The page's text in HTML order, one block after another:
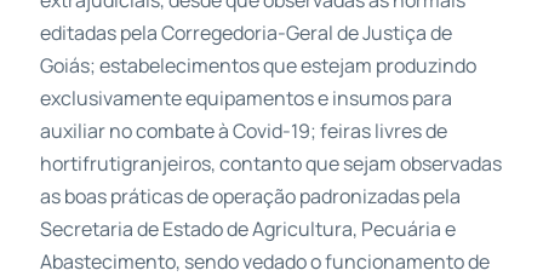
editadas pela Corregedoria-Geral de Justiça de
Goiás; estabelecimentos que estejam produzindo
exclusivamente equipamentos e insumos para
auxiliar no combate à Covid-19; feiras livres de
hortifrutigranjeiros, contanto que sejam observadas
as boas práticas de operação padronizadas pela
Secretaria de Estado de Agricultura, Pecuária e
Abastecimento, sendo vedado o funcionamento de